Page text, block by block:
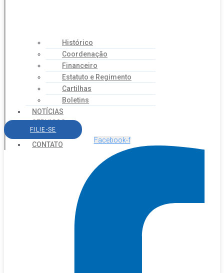
Histórico
Coordenação
Financeiro
Estatuto e Regimento
Cartilhas
Boletins
NOTÍCIAS
SERVIÇOS
AGENDA
CONTATO
FILIE-SE
Facebook-f